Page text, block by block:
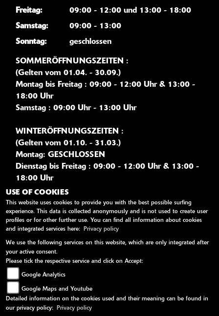
Freitag:
09:00 - 12:00 und 13:00 - 18:00
Samstag:
09:00 - 13:00
Sonntag:
geschlossen
SOMMERÖFFNUNGSZEITEN :
(Gelten vom 01.04. - 30.09.)
Montag bis Freitag : 09:00 - 12:00 Uhr & 13:00 -
18:00 Uhr
Samstag : 09:00 Uhr - 13:00 Uhr
WINTERÖFFNUNGSZEITEN :
(Gelten vom 01.10. - 31.03.)
Montag: GESCHLOSSEN
Dienstag bis Freitag : 09:00 - 12:00 Uhr & 13:00 -
18:00 Uhr
Samstag : 09:00 - 12:00 Uhr
WEITERE LINKS
Kawasaki News
Kawasaki Handbücher
Kawasaki Bekleidung
Kawasaki Merchandise
USE OF COOKIES
This website uses cookies to provide you with the best possible surfing
experience. This data is collected anonymously and is not used to create user
profiles or for other further use. You can find all information about cookies
and integrated services here:
Privacy policy
We use the following services on this website, which are only integrated after
your active consent.
Please tick the respective service and click on Accept:
Google Analytics
Google Maps and Youtube
Detailed information on the cookies used and their meaning can be found in
our privacy policy:
Privacy policy